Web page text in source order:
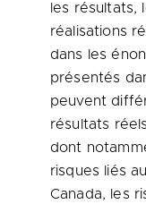
les résultats,
réalisations
dans les
présentés
peuvent
résultats
dont
risques liés
Canada, les